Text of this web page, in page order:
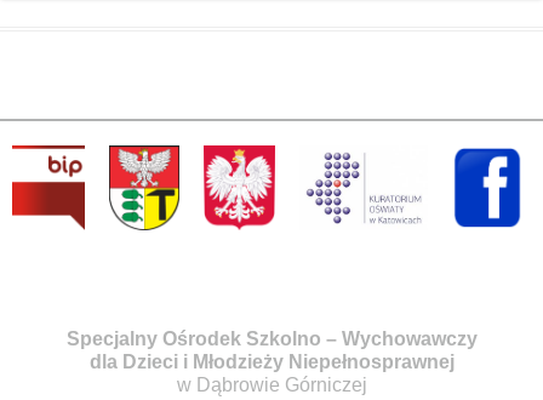
Specjalny Ośrodek Szkolno – Wychowawczy
dla Dzieci i Młodzieży Niepełnosprawnej
w Dąbrowie Górniczej